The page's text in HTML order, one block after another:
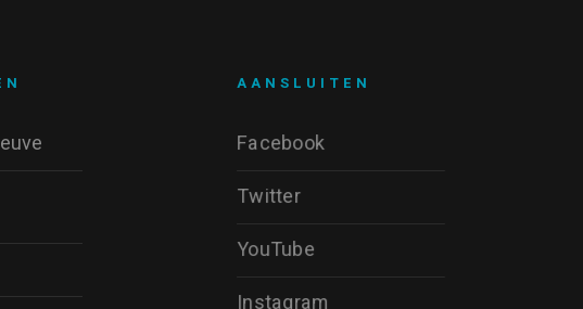
AANSLUITEN
Facebook
Twitter
YouTube
Instagram